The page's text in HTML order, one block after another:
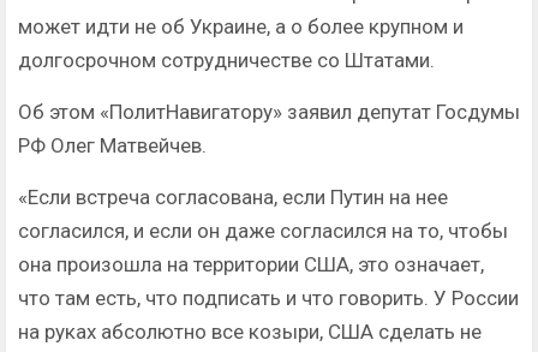
может идти не об Украине, а о более крупном и
долгосрочном сотрудничестве со Штатами.
Об этом «ПолитНавигатору» заявил депутат Госдумы
РФ Олег Матвейчев.
«Если встреча согласована, если Путин на нее
согласился, и если он даже согласился на то, чтобы
она произошла на территории США, это означает,
что там есть, что подписать и что говорить. У России
на руках абсолютно все козыри, США сделать не